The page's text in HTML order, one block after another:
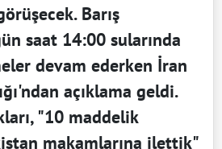
Barış
saat 14:00 sularında
devam ederken İran
açıklama geldi.
"10 maddelik
makamlarına ilettik"